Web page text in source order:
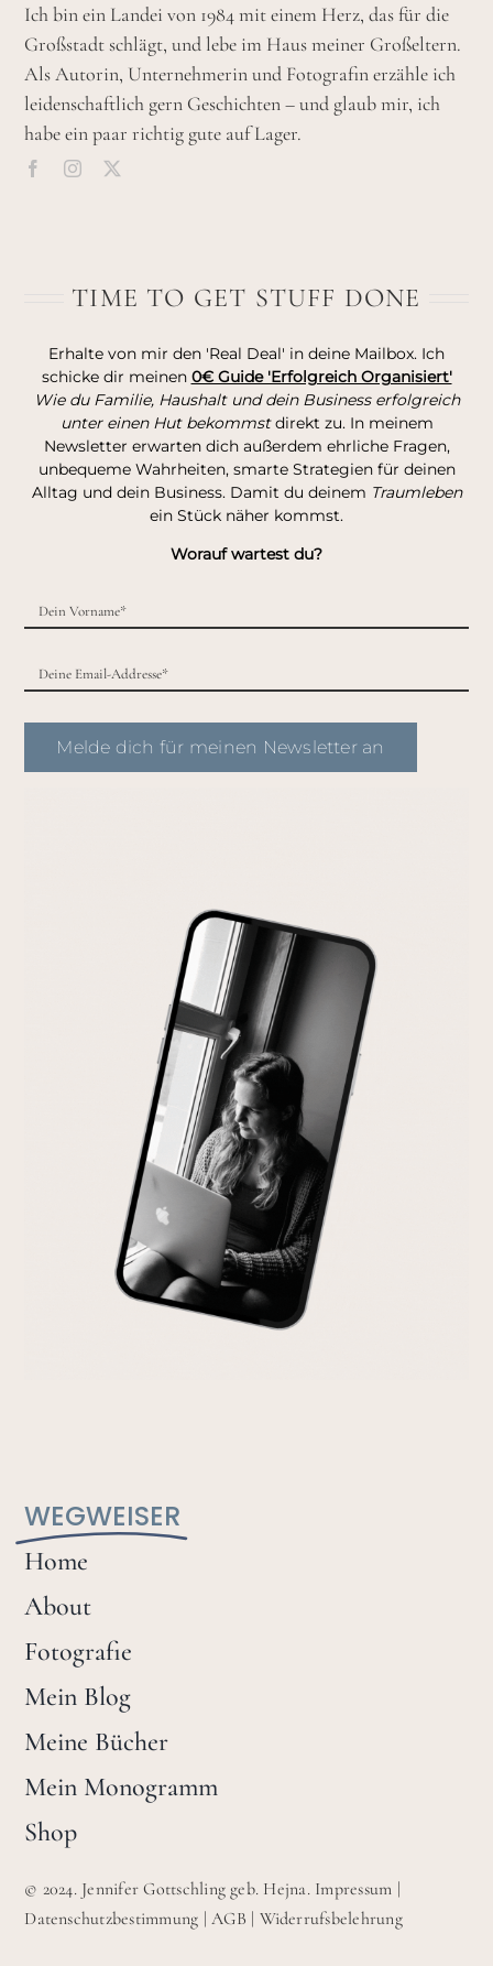
Ich bin ein Landei von 1984 mit einem Herz, das für die
Großstadt schlägt, und lebe im Haus meiner Großeltern.
Als Autorin, Unternehmerin und Fotografin erzähle ich
leidenschaftlich gern Geschichten – und glaub mir, ich
habe ein paar richtig gute auf Lager.
WEGWEISER
Home
About
Fotografie
Mein Blog
Meine Bücher
Mein Monogramm
Shop
TIME TO GET STUFF DONE
Erhalte von mir den 'Real Deal' in deine Mailbox. Ich
schicke dir meinen 0€ Guide 'Erfolgreich Organisiert'
Wie du Familie, Haushalt und dein Business erfolgreich
unter einen Hut bekommstdirekt zu. In meinem
Newsletter erwarten dich außerdem ehrliche Fragen,
unbequeme Wahrheiten, smarte Strategien für deinen
Alltag und dein Business. Damit du deinem Traumleben
ein Stück näher kommst.
Worauf wartest du?
Melde dich für meinen Newsletter an
© 2024. Jennifer Gottschling geb. Hejna. Impressum |
Datenschutzbestimmung |AGB | Widerrufsbelehrung